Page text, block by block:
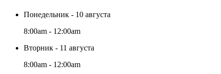
Понедельник - 10 августа
8:00am - 12:00am
Вторник - 11 августа
8:00am - 12:00am